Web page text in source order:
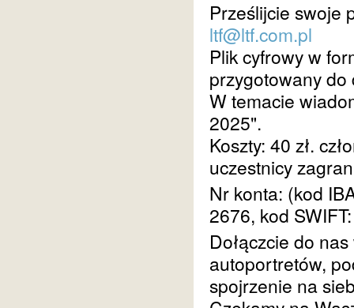
Prześlijcie swoje
ltf@ltf.com.pl
Plik cyfrowy w
przygotowany
W temacie
2025".
Koszty: 40 zł.
uczestnicy
Nr konta: (kod
2676, kod
Dołączcie do
autoportretów,
spojrzenie na